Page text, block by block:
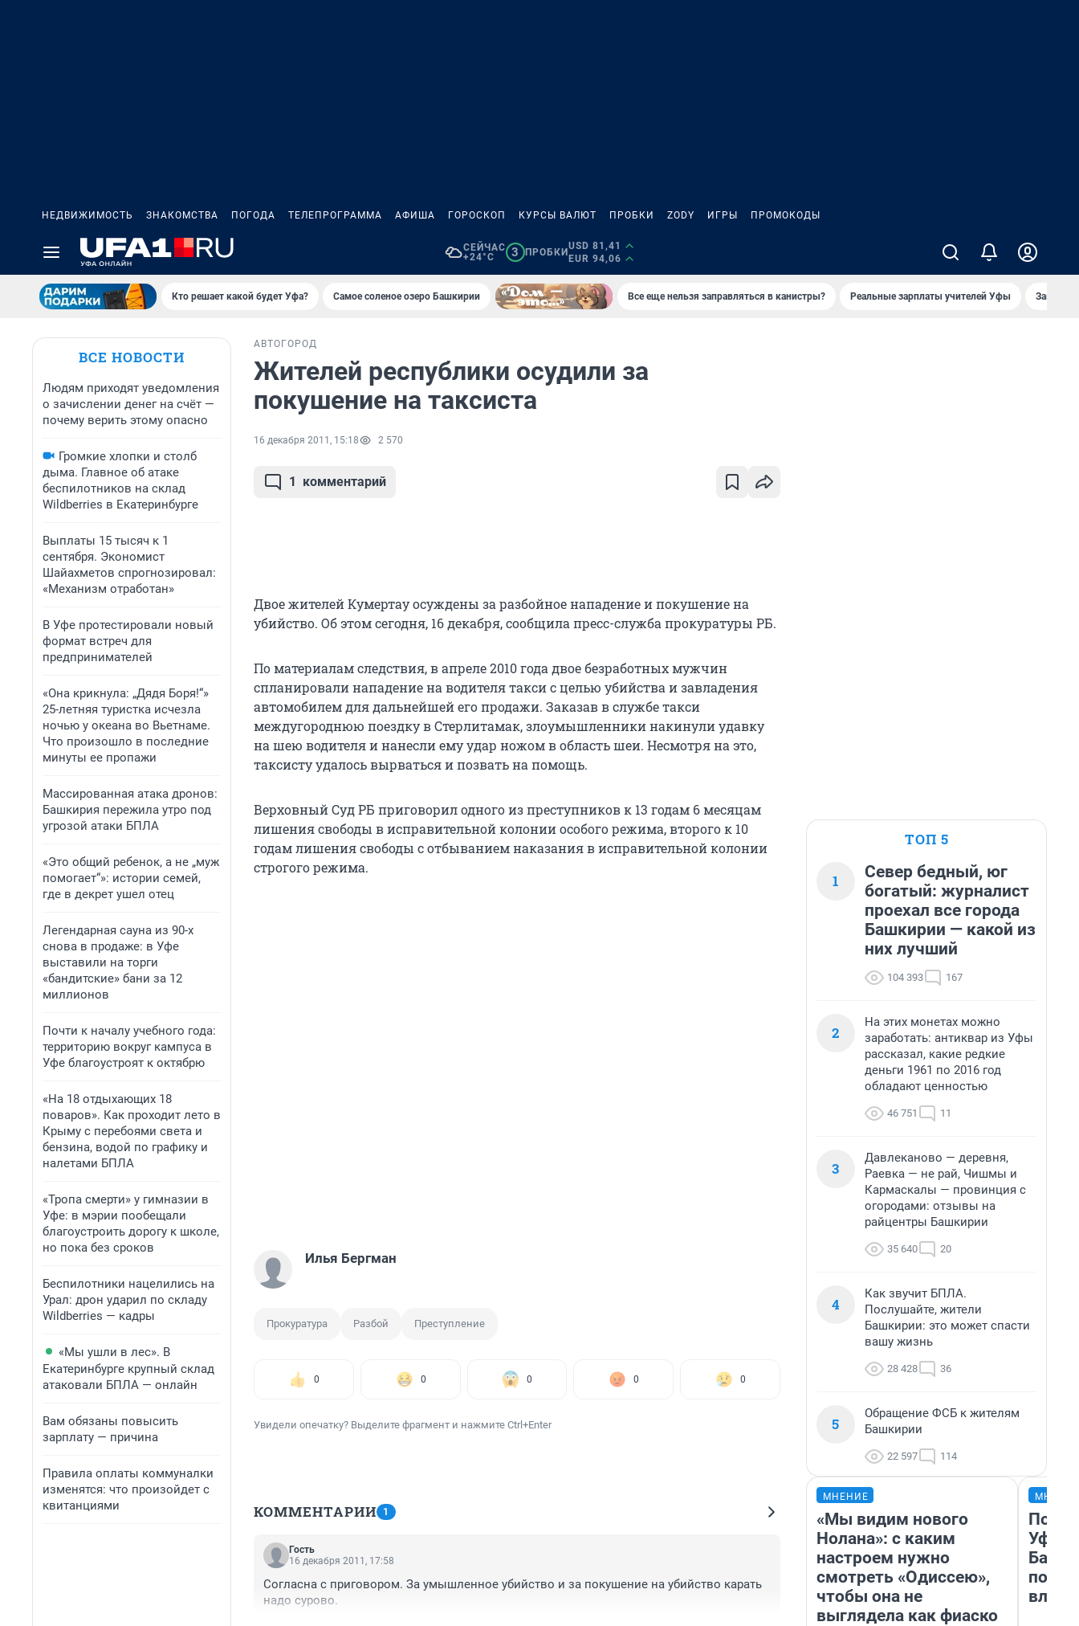
НЕДВИЖИМОСТЬ ЗНАКОМСТВА ПОГОДА ТЕЛЕПРОГРАММА АФИША ГОРОСКОП КУРСЫ ВАЛЮТ ПРОБКИ ZODY ИГРЫ ПРОМОКОДЫ
СЕЙЧАС
+24°C
3 ПРОБКИ
USD 81,41
EUR 94,06
Кто решает какой будет Уфа? Самое соленое озеро Башкирии Все еще нельзя заправляться в канистры? Реальные зарплаты учителей Уфы
ВСЕ НОВОСТИ
Людям приходят уведомления
о зачислении денег на счёт —
почему верить этому опасно
Громкие хлопки и столб
дыма. Главное об атаке
беспилотников на склад
Wildberries в Екатеринбурге
Выплаты 15 тысяч к 1
сентября. Экономист
Шайахметов спрогнозировал:
«Механизм отработан»
В Уфе протестировали новый
формат встреч для
предпринимателей
«Она крикнула: „Дядя Боря!“»
25-летняя туристка исчезла
ночью у океана во Вьетнаме.
Что произошло в последние
минуты ее пропажи
Массированная атака дронов:
Башкирия пережила утро под
угрозой атаки БПЛА
«Это общий ребенок, а не „муж
помогает“»: истории семей,
где в декрет ушел отец
Легендарная сауна из 90-х
снова в продаже: в Уфе
выставили на торги
«бандитские» бани за 12
миллионов
Почти к началу учебного года:
территорию вокруг кампуса в
Уфе благоустроят к октябрю
«На 18 отдыхающих 18
поваров». Как проходит лето в
Крыму с перебоями света и
бензина, водой по графику и
налетами БПЛА
«Тропа смерти» у гимназии в
Уфе: в мэрии пообещали
благоустроить дорогу к школе,
но пока без сроков
Беспилотники нацелились на
Урал: дрон ударил по складу
Wildberries — кадры
«Мы ушли в лес». В
Екатеринбурге крупный склад
атаковали БПЛА — онлайн
Вам обязаны повысить
зарплату — причина
Правила оплаты коммуналки
изменятся: что произойдет с
квитанциями
АВТО ГОРОД
Жителей республики осудили за
покушение на таксиста
16 декабря 2011, 15:18 2 570
1 комментарий
Двое жителей Кумертау осуждены за разбойное нападение и покушение на
убийство. Об этом сегодня, 16 декабря, сообщила пресс-служба прокуратуры РБ.
По материалам следствия, в апреле 2010 года двое безработных мужчин
спланировали нападение на водителя такси с целью убийства и завладения
автомобилем для дальнейшей его продажи. Заказав в службе такси
междугороднюю поездку в Стерлитамак, злоумышленники накинули удавку
на шею водителя и нанесли ему удар ножом в область шеи. Несмотря на это,
таксисту удалось вырваться и позвать на помощь.
Верховный Суд РБ приговорил одного из преступников к 13 годам 6 месяцам
лишения свободы в исправительной колонии особого режима, второго к 10
годам лишения свободы с отбыванием наказания в исправительной колонии
строгого режима.
Илья Бергман
Прокуратура Разбой Преступление
0 0 0 0 0
Увидели опечатку? Выделите фрагмент и нажмите Ctrl+Enter
КОММЕНТАРИИ 1
Гость
16 декабря 2011, 17:58
Согласна с приговором. За умышленное убийство и за покушение на убийство карать
надо сурово.
ТОП 5
1
Север бедный, юг
богатый: журналист
проехал все города
Башкирии — какой из
них лучший
104 393 167
2
На этих монетах можно
заработать: антиквар из Уфы
рассказал, какие редкие
деньги 1961 по 2016 год
обладают ценностью
46 751 11
3
Давлеканово — деревня,
Раевка — не рай, Чишмы и
Кармаскалы — провинция с
огородами: отзывы на
райцентры Башкирии
35 640 20
4
Как звучит БПЛА.
Послушайте, жители
Башкирии: это может спасти
вашу жизнь
28 428 36
5
Обращение ФСБ к жителям
Башкирии
22 597 114
МНЕНИЕ
«Мы видим нового
Нолана»: с каким
настроем нужно
смотреть «Одиссею»,
чтобы она не
выглядела как фиаско
Уфы: